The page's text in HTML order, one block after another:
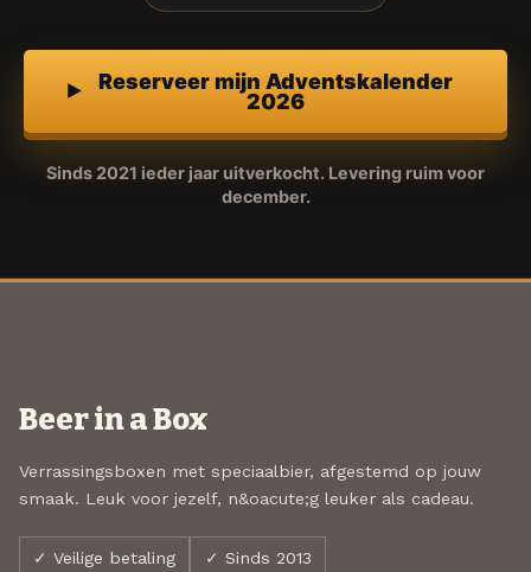
Reserveer mijn Adventskalender
2026
Sinds 2021 ieder jaar uitverkocht. Levering ruim voor
december.
Beer in a Box
Verrassingsboxen met speciaalbier, afgestemd op jouw
smaak. Leuk voor jezelf, n&oacute;g leuker als cadeau.
✓ Veilige betaling ✓ Sinds 2013